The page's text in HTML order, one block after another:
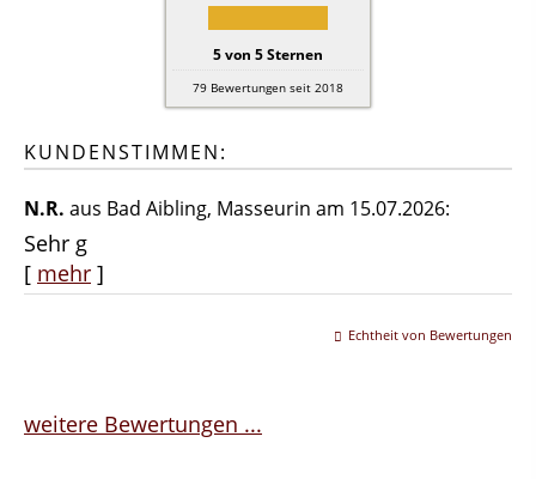
5von 5Sternen
79 Bewertungen seit 2018
KUNDENSTIMMEN:
N.R. aus Bad Aibling, Masseurin am 15.07.2026:
Sehr g
[ mehr ]
Echtheit von Bewertungen
weitere Bewertungen ...